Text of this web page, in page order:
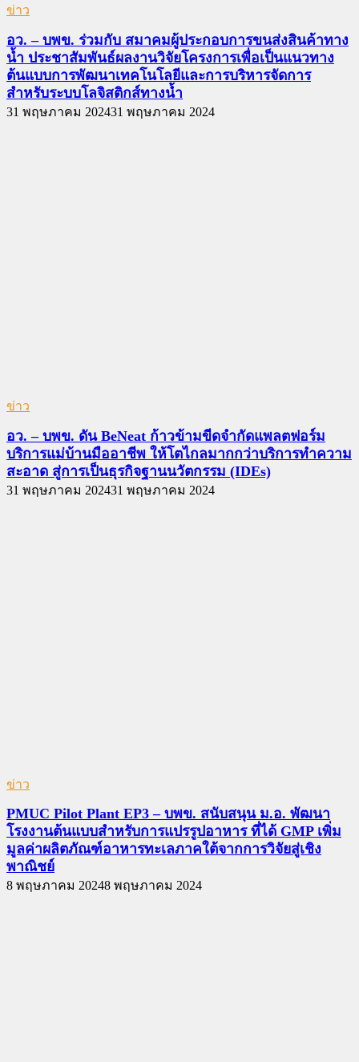
ข่าว
อว. – บพข. ร่วมกับ สมาคมผู้ประกอบการขนส่งสินค้าทาง
น้ำ ประชาสัมพันธ์ผลงานวิจัยโครงการเพื่อเป็นแนวทาง
ต้นแบบการพัฒนาเทคโนโลยีและการบริหารจัดการ
สำหรับระบบโลจิสติกส์ทางน้ำ
31 พฤษภาคม 202431 พฤษภาคม 2024
ข่าว
อว. – บพข. ดัน BeNeat ก้าวข้ามขีดจำกัดแพลตฟอร์ม
บริการแม่บ้านมืออาชีพ ให้โตไกลมากกว่าบริการทำความ
สะอาด สู่การเป็นธุรกิจฐานนวัตกรรม (IDEs)
31 พฤษภาคม 202431 พฤษภาคม 2024
ข่าว
PMUC Pilot Plant EP3 – บพข. สนับสนุน ม.อ. พัฒนา
โรงงานต้นแบบสำหรับการแปรรูปอาหาร ที่ได้ GMP เพิ่ม
มูลค่าผลิตภัณฑ์อาหารทะเลภาคใต้จากการวิจัยสู่เชิง
พาณิชย์
8 พฤษภาคม 20248 พฤษภาคม 2024